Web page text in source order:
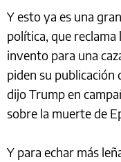
Y esto ya es una
política, que reclama
invento para una
piden su publicación
dijo Trump en
sobre la muerte de
Y para echar más